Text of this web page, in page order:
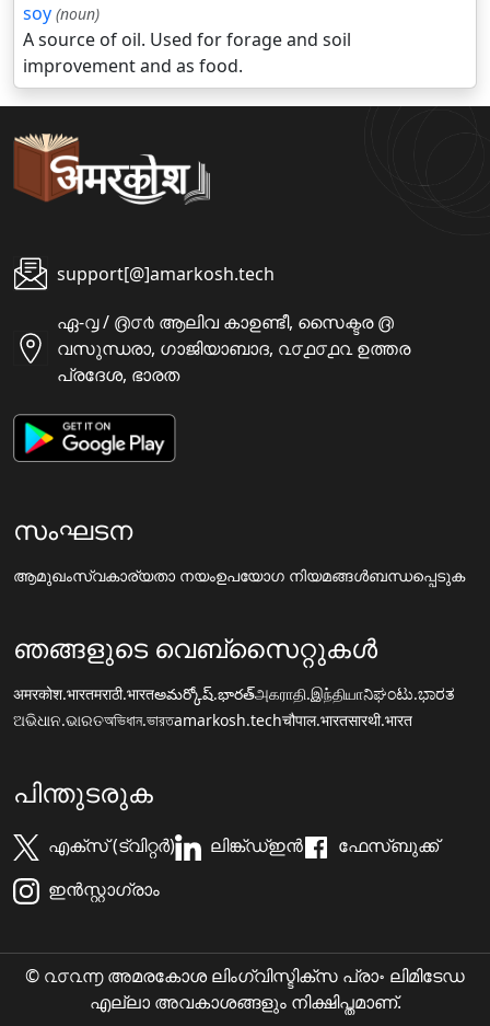
soy (noun)
A source of oil. Used for forage and soil
improvement and as food.
support[@]amarkosh.tech
ഏ-൮ / ൫൦൪ ആലിവ കാഉണ്ടീ, സൈക്ടര ൫
വസുന്ധരാ, ഗാജിയാബാദ, ൨൦൧൦൧൨ ഉത്തര
പ്രദേശ, ഭാരത
സംഘടന
ആമുഖംസ്വകാര്യതാ നയംഉപയോഗ നിയമങ്ങൾബന്ധപ്പെടുക
ഞങ്ങളുടെ വെബ്സൈറ്റുകൾ
अमरकोश.भारतमराठी.भारतఅమర్కోష్.భారత్அகராதி.இந்தியாನಿಘಂಟು.ಭಾರತ
ଅଭିଧାନ.ଭାରତঅভিধান.ভারতamarkosh.techचौपाल.भारतसारथी.भारत
പിന്തുടരുക
എക്സ് (ട്വിറ്റർ) ലിങ്ക്ഡ്ഇൻ
ഫേസ്ബുക്ക്
ഇൻസ്റ്റാഗ്രാം
© ൨൦൨൬ അമരകോശ ലിംഗ്വിസ്ടിക്സ പ്രാ॰ ലിമിടേഡ
എല്ലാ അവകാശങ്ങളും നിക്ഷിപ്തമാണ്.